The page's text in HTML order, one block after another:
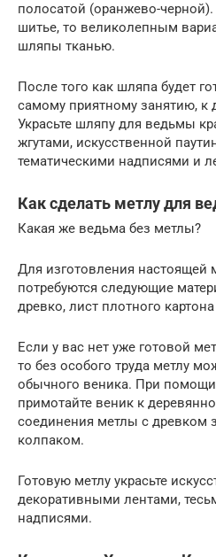
полосатой (оранжево-
шитье, то великолепным
шляпы тканью.
После того как шляпа будет
самому приятному занятию,
Украсьте шляпу для ведьмы
жгутами, искусственной
тематическими надписями и
Как сделать метлу для
Какая же ведьма без метлы?
Для изготовления
потребуются следующие
древко, лист плотного
Если у вас нет уже готовой
то без особого труда метлу
обычного веника. При
примотайте веник к
соединения метлы с древком
колпаком.
Готовую метлу украсьте
декоративными лентами,
надписями.